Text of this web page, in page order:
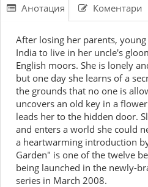
Анотация Коментари
After losing her parents,
India to live in her uncle's
English moors. She is lonely
but one day she learns of a
the grounds that no one is
uncovers an old key in a
leads her to the hidden door.
and enters a world she could
a heartwarming introduction
Garden" is one of the twelve
being launched in the newly-
series in March 2008.